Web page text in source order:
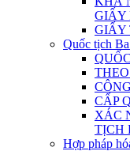
GIẤY
GIẤY
Quốc tịch
CẤP
XÁC
TỊCH
Hợp pháp